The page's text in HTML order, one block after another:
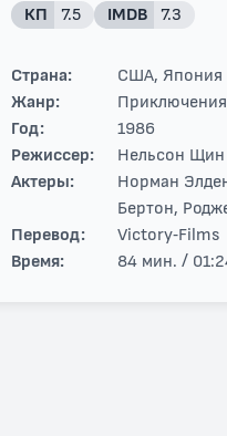
КП 7.5 IMDB 7.3
Страна:
США, Япония
Жанр:
Год:
1986
Режиссер:
Нельсон Щин
Актеры:
Норман
Бертон,
Перевод:
Victory-Films
Время:
84 мин. /